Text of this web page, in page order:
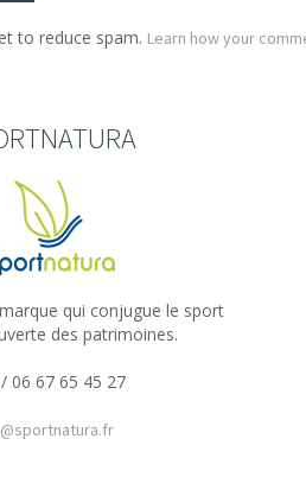
to reduce spam. Learn how your
qui conjugue le sport
des patrimoines.
06 67 65 45 27